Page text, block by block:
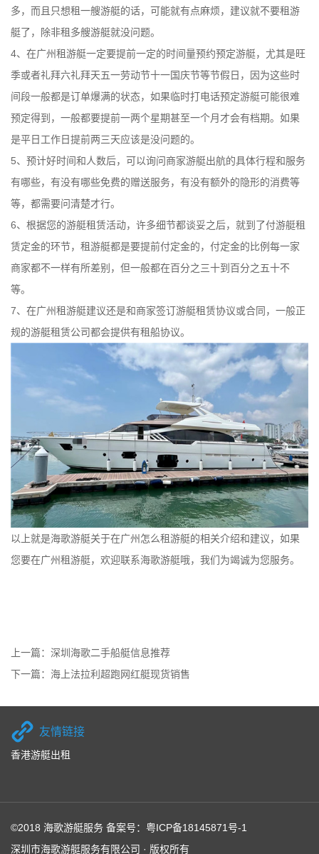
多，而且只想租一艘游艇的话，可能就有点麻烦，建议就不要租游
艇了，除非租多艘游艇就没问题。
4、在广州租游艇一定要提前一定的时间量预约预定游艇，尤其是旺
季或者礼拜六礼拜天五一劳动节十一国庆节等节假日，因为这些时
间段一般都是订单爆满的状态，如果临时打电话预定游艇可能很难
预定得到，一般都要提前一两个星期甚至一个月才会有档期。如果
是平日工作日提前两三天应该是没问题的。
5、预计好时间和人数后，可以询问商家游艇出航的具体行程和服务
有哪些，有没有哪些免费的赠送服务，有没有额外的隐形的消费等
等，都需要问清楚才行。
6、根据您的游艇租赁活动，许多细节都谈妥之后，就到了付游艇租
赁定金的环节，租游艇都是要提前付定金的，付定金的比例每一家
商家都不一样有所差别，但一般都在百分之三十到百分之五十不
等。
7、在广州租游艇建议还是和商家签订游艇租赁协议或合同，一般正
规的游艇租赁公司都会提供有租船协议。
以上就是海歌游艇关于在广州怎么租游艇的相关介绍和建议，如果
您要在广州租游艇，欢迎联系海歌游艇哦，我们为竭诚为您服务。
上一篇： 深圳海歌二手船艇信息推荐
下一篇： 海上法拉利超跑网红艇现货销售
友情链接
香港游艇出租
©2018 海歌游艇服务 备案号： 粤ICP备18145871号-1
深圳市海歌游艇服务有限公司 · 版权所有